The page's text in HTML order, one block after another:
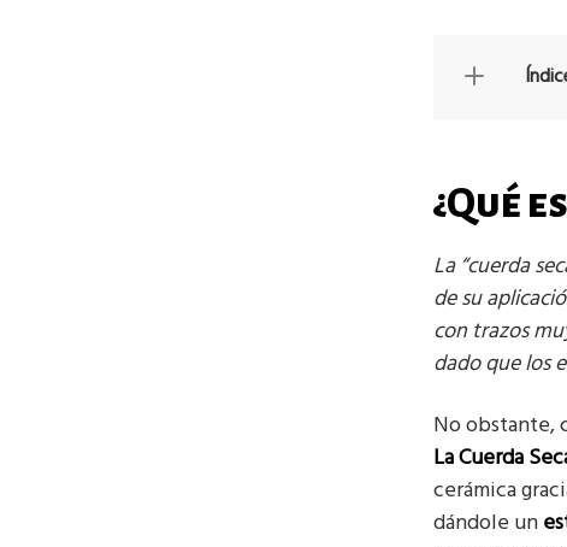
¿Qué
La “cuerda
de su
con trazos
dado que los
No obstante,
La Cuerda
cerámica
dándole un